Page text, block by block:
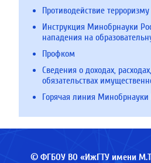
Противодействие
Инструкция Минобрнауки
нападения на
Профком
Сведения о доходах,
обязательствах
Горячая линия
© ФГБОУ ВО «ИжГТУ имени